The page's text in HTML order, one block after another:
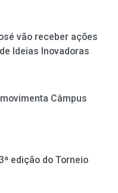
vão receber ações
Ideias Inovadoras
Câmpus
edição do Torneio